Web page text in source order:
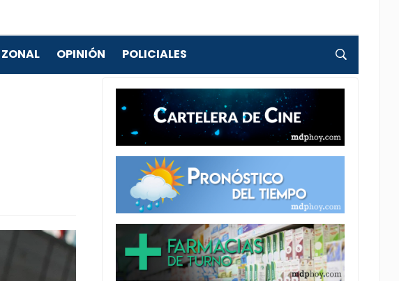
ZONAL OPINIÓN POLICIALES